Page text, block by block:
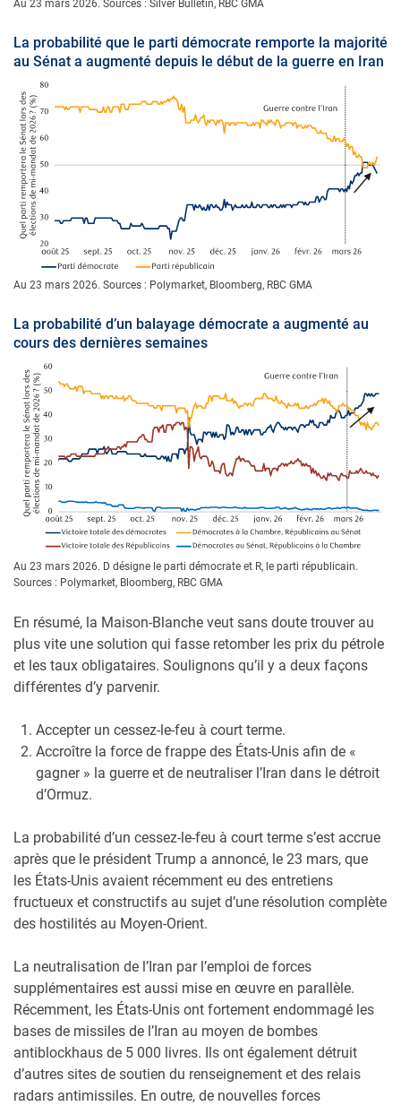
Au 23 mars 2026. Sources : Silver Bulletin, RBC GMA
La probabilité que le parti démocrate remporte la majorité
au Sénat a augmenté depuis le début de la guerre en Iran
Au 23 mars 2026. Sources : Polymarket, Bloomberg, RBC GMA
La probabilité d’un balayage démocrate a augmenté au
cours des dernières semaines
Au 23 mars 2026. D désigne le parti démocrate et R, le parti républicain.
Sources : Polymarket, Bloomberg, RBC GMA
En résumé, la Maison-Blanche veut sans doute trouver au
plus vite une solution qui fasse retomber les prix du pétrole
et les taux obligataires. Soulignons qu’il y a deux façons
différentes d’y parvenir.
Accepter un cessez-le-feu à court terme.
Accroître la force de frappe des États-Unis afin de «
gagner » la guerre et de neutraliser l’Iran dans le détroit
d’Ormuz.
La probabilité d’un cessez-le-feu à court terme s’est accrue
après que le président Trump a annoncé, le 23 mars, que
les États-Unis avaient récemment eu des entretiens
fructueux et constructifs au sujet d’une résolution complète
des hostilités au Moyen-Orient.
La neutralisation de l’Iran par l’emploi de forces
supplémentaires est aussi mise en œuvre en parallèle.
Récemment, les États-Unis ont fortement endommagé les
bases de missiles de l’Iran au moyen de bombes
antiblockhaus de 5 000 livres. Ils ont également détruit
d’autres sites de soutien du renseignement et des relais
radars antimissiles. En outre, de nouvelles forces